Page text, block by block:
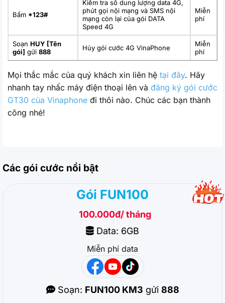
Bấm *123#
Kiểm tra số dung lượng data 4G,
phút gọi nội mạng và SMS nội
mạng còn lại của gói DATA
Speed 4G
Miễn
phí
Soạn HUY [Tên
gói] gửi 888 Hủy gói cước 4G VinaPhone
Miễn
phí
Mọi thắc mắc của quý khách xin liên hệ tại đây. Hãy
nhanh tay nhấc máy điện thoại lên và đăng ký gói cước
GT30 của Vinaphone đi thôi nào. Chúc các bạn thành
công nhé!
Các gói cước nổi bật
Gói FUN100
100.000đ/ tháng
Data: 6GB
Miễn phí data
Soạn: FUN100 KM3 gửi 888